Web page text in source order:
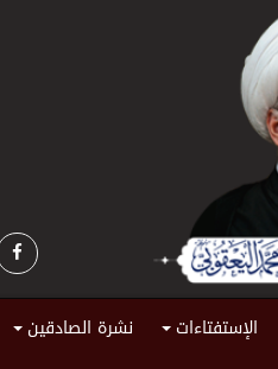
الإستفتاءات نشرة الصادقين